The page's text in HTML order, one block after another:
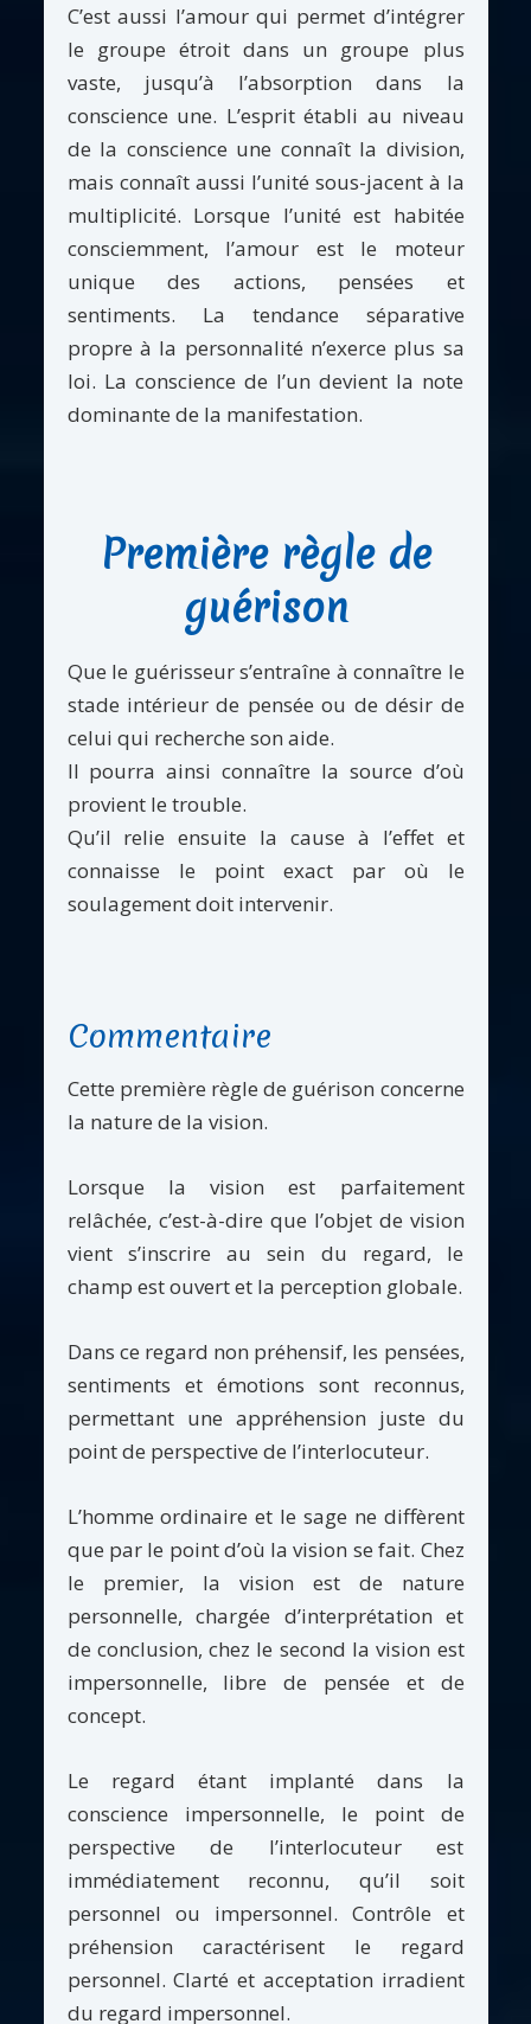
C’est aussi l’amour qui permet d’intégrer
le groupe étroit dans un groupe plus
vaste, jusqu’à l’absorption dans la
conscience une. L’esprit établi au niveau
de la conscience une connaît la division,
mais connaît aussi l’unité sous-jacent à la
multiplicité. Lorsque l’unité est habitée
consciemment, l’amour est le moteur
unique des actions, pensées et
sentiments. La tendance séparative
propre à la personnalité n’exerce plus sa
loi. La conscience de l’un devient la note
dominante de la manifestation.
Première règle de
guérison
Que le guérisseur s’entraîne à connaître le
stade intérieur de pensée ou de désir de
celui qui recherche son aide.
Il pourra ainsi connaître la source d’où
provient le trouble.
Qu’il relie ensuite la cause à l’effet et
connaisse le point exact par où le
soulagement doit intervenir.
Commentaire
Cette première règle de guérison concerne
la nature de la vision.
Lorsque la vision est parfaitement
relâchée, c’est-à-dire que l’objet de vision
vient s’inscrire au sein du regard, le
champ est ouvert et la perception globale.
Dans ce regard non préhensif, les pensées,
sentiments et émotions sont reconnus,
permettant une appréhension juste du
point de perspective de l’interlocuteur.
L’homme ordinaire et le sage ne diffèrent
que par le point d’où la vision se fait. Chez
le premier, la vision est de nature
personnelle, chargée d’interprétation et
de conclusion, chez le second la vision est
impersonnelle, libre de pensée et de
concept.
Le regard étant implanté dans la
conscience impersonnelle, le point de
perspective de l’interlocuteur est
immédiatement reconnu, qu’il soit
personnel ou impersonnel. Contrôle et
préhension caractérisent le regard
personnel. Clarté et acceptation irradient
du regard impersonnel.